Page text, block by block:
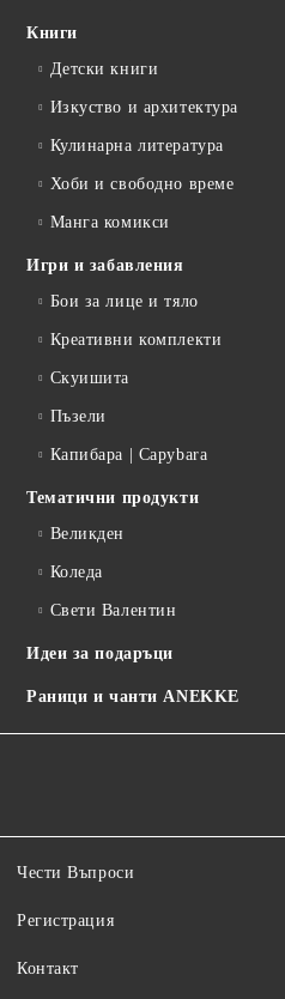
Книги
Детски книги
Изкуство и архитектура
Кулинарна литература
Хоби и свободно време
Манга комикси
Игри и забавления
Бои за лице и тяло
Креативни комплекти
Скуишита
Пъзели
Капибара | Capybara
Тематични продукти
Великден
Коледа
Свети Валентин
Идеи за подаръци
Раници и чанти ANEKKE
Чести Въпроси
Регистрация
Контакт